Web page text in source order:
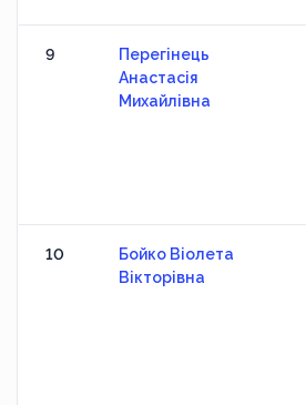
9
Перегінець
Анастасія
Михайлівна
10
Бойко Віолета
Вікторівна